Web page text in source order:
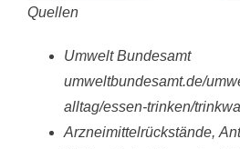
Quellen
Umwelt Bundesamt
umweltbundesamt.de/
alltag/essen-trinken/
Arzneimittelrückstände,